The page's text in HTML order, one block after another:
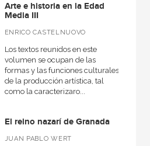
Arte e historia en la Edad
Media III
ENRICO CASTELNUOVO
Los textos reunidos en este
volumen se ocupan de las
formas y las funciones culturales
de la producción artística, tal
como la caracterizaro...
El reino nazarí de Granada
JUAN PABLO WERT